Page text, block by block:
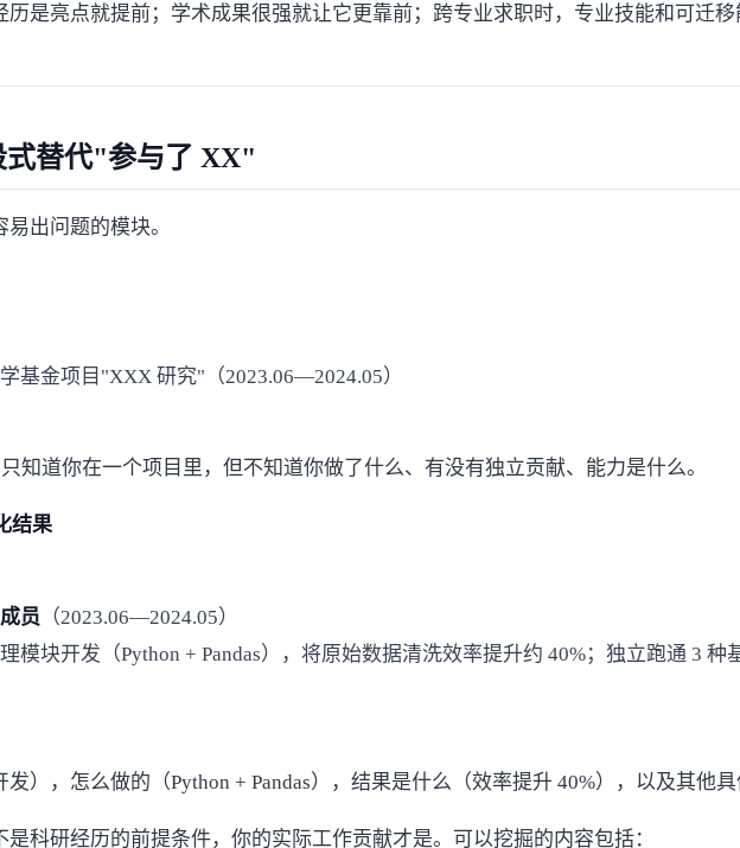
是亮点就提前；学术成果很强就让它更靠前；跨专业求职时，专业技能和可迁移
式替代"参与了 XX"
出问题的模块。
基金项目"XXX 研究"（2023.06—2024.05）
知道你在一个项目里，但不知道你做了什么、有没有独立贡献、能力是什么。
结果
员 （2023.06—2024.05）
模块开发（Python + Pandas），将原始数据清洗效率提升约 40%；独立跑通 3
），怎么做的（Python + Pandas），结果是什么（效率提升 40%），以及其他具
是科研经历的前提条件，你的实际工作贡献才是。可以挖掘的内容包括：